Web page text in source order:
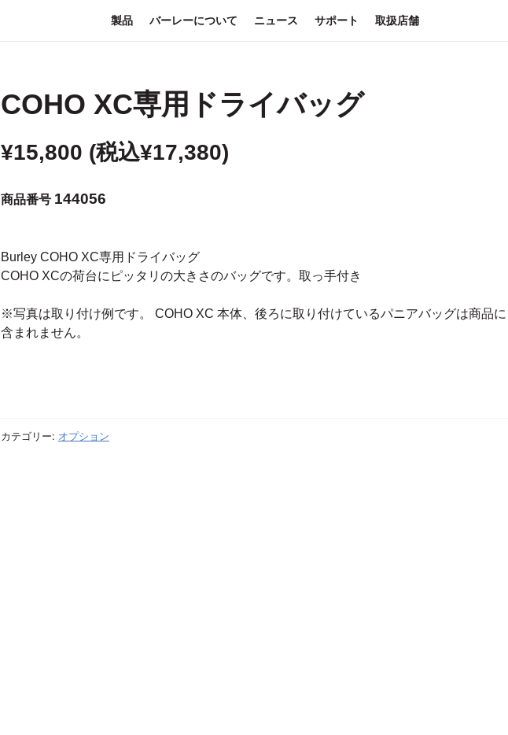
製品 バーレーについて ニュース サポート 取扱店舗
COHO XC専用ドライバッグ
¥15,800 (税込¥17,380)
商品番号 144056
Burley COHO XC専用ドライバッグ
COHO XCの荷台にピッタリの大きさのバッグです。取っ手付き
※写真は取り付け例です。 COHO XC 本体、後ろに取り付けているパニアバッグは商品に
含まれません。
カテゴリー: オプション